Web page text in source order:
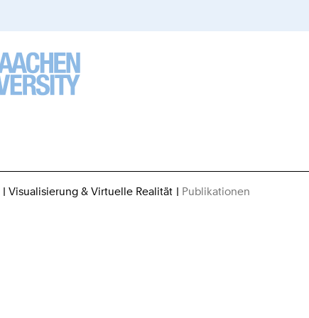
Visualisierung & Virtuelle Realität Publikationen